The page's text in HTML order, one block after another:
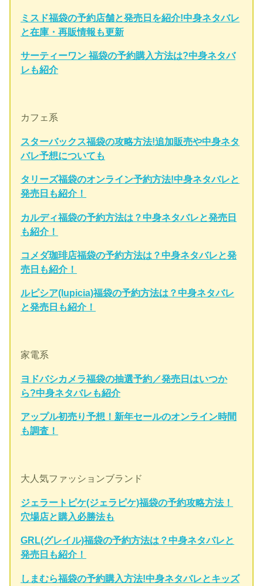
ミスド福袋の予約店舗と発売日を紹介!中身ネタバレ
と在庫・再販情報も更新
サーティーワン 福袋の予約購入方法は?中身ネタバ
レも紹介
カフェ系
スターバックス福袋の攻略方法!追加販売や中身ネタ
バレ予想についても
タリーズ福袋のオンライン予約方法!中身ネタバレと
発売日も紹介！
カルディ福袋の予約方法は？中身ネタバレと発売日
も紹介！
コメダ珈琲店福袋の予約方法は？中身ネタバレと発
売日も紹介！
ルピシア(lupicia)福袋の予約方法は？中身ネタバレ
と発売日も紹介！
家電系
ヨドバシカメラ福袋の抽選予約／発売日はいつか
ら?中身ネタバレも紹介
アップル初売り予想！新年セールのオンライン時間
も調査！
大人気ファッションブランド
ジェラートピケ(ジェラピケ)福袋の予約攻略方法！
穴場店と購入必勝法も
GRL(グレイル)福袋の予約方法は？中身ネタバレと
発売日も紹介！
しまむら福袋の予約購入方法!中身ネタバレとキッズ